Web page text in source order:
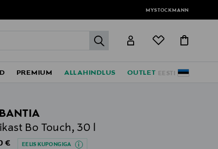
MYSTOCKMANN
label.header.go
EESTI
PREMIUM ALLAHINDLUS OUTLET
Bo Touch, 30 l
Price
€ EELIS KUPONGIGA